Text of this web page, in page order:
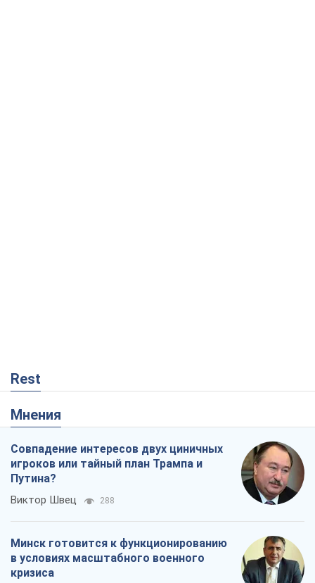
Rest
Мнения
Совпадение интересов двух циничных
игроков или тайный план Трампа и
Путина?
Виктор Швец 288
Минск готовится к функционированию
в условиях масштабного военного
кризиса